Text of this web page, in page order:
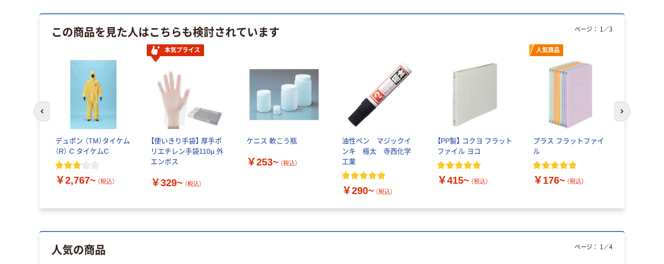
この商品を見た人はこちらも検討されています
デュポン （TM）タイケム
（R） C タイケムC
￥2,767~ （税込）
本気プライス
【使いきり手袋】 厚手ポ
リエチレン手袋110μ 外
エンボス
￥329~ （税込）
ケニス 軟こう瓶
￥253~ （税込）
油性ペン マジックイ
ンキ 極太 寺西化学
工業
￥290~ （税込）
【PP製】 コクヨ フラット
ファイル ヨコ
￥415~ （税込）
人気商品
プラス フラットファイ
ル
￥176~ （税込）
ページ： 1 ／3
前のスライドへ 次のスライド
人気の商品 ページ： 1 ／4